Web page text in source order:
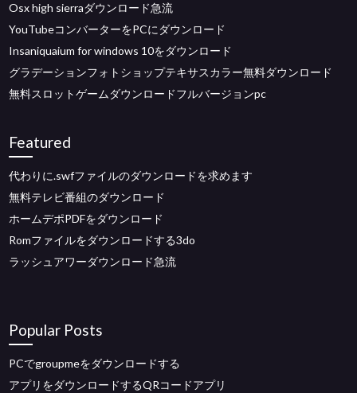
Osx high sierraダウンロード急流
YouTubeコンバーターをPCにダウンロード
Insaniquaium for windows 10をダウンロード
グラデーションフォトショップテキサスカラー無料ダウンロード
無料スロットゲームダウンロードフルバージョンpc
Featured
代わりに.swfファイルのダウンロードを求めます
無料テレビ番組のダウンロード
ホームデポPDFをダウンロード
Romファイルをダウンロードする3do
ラッシュアワーダウンロード急流
Popular Posts
PCでgroupmeをダウンロードする
アプリをダウンロードするQRコードアプリ